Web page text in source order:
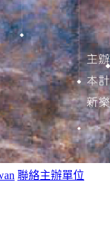
聯絡主辦單位